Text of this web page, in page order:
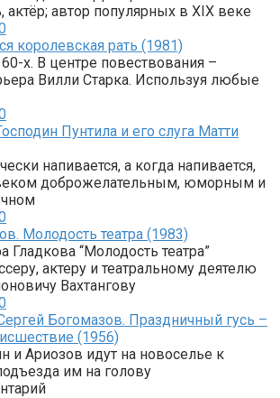
актёр; автор популярных в XIX веке
королевская рать (1981)
х. В центре повествования –
Вилли Старка. Используя любые
Пунтила и его слуга Матти
напивается, а когда напивается,
доброжелательным, юморным и
Молодость театра (1983)
Гладкова “Молодость театра”
актеру и театральному деятелю
Вахтангову
Богомазов. Праздничный гусь –
(1956)
и Ариозов идут на новоселье к
им на голову